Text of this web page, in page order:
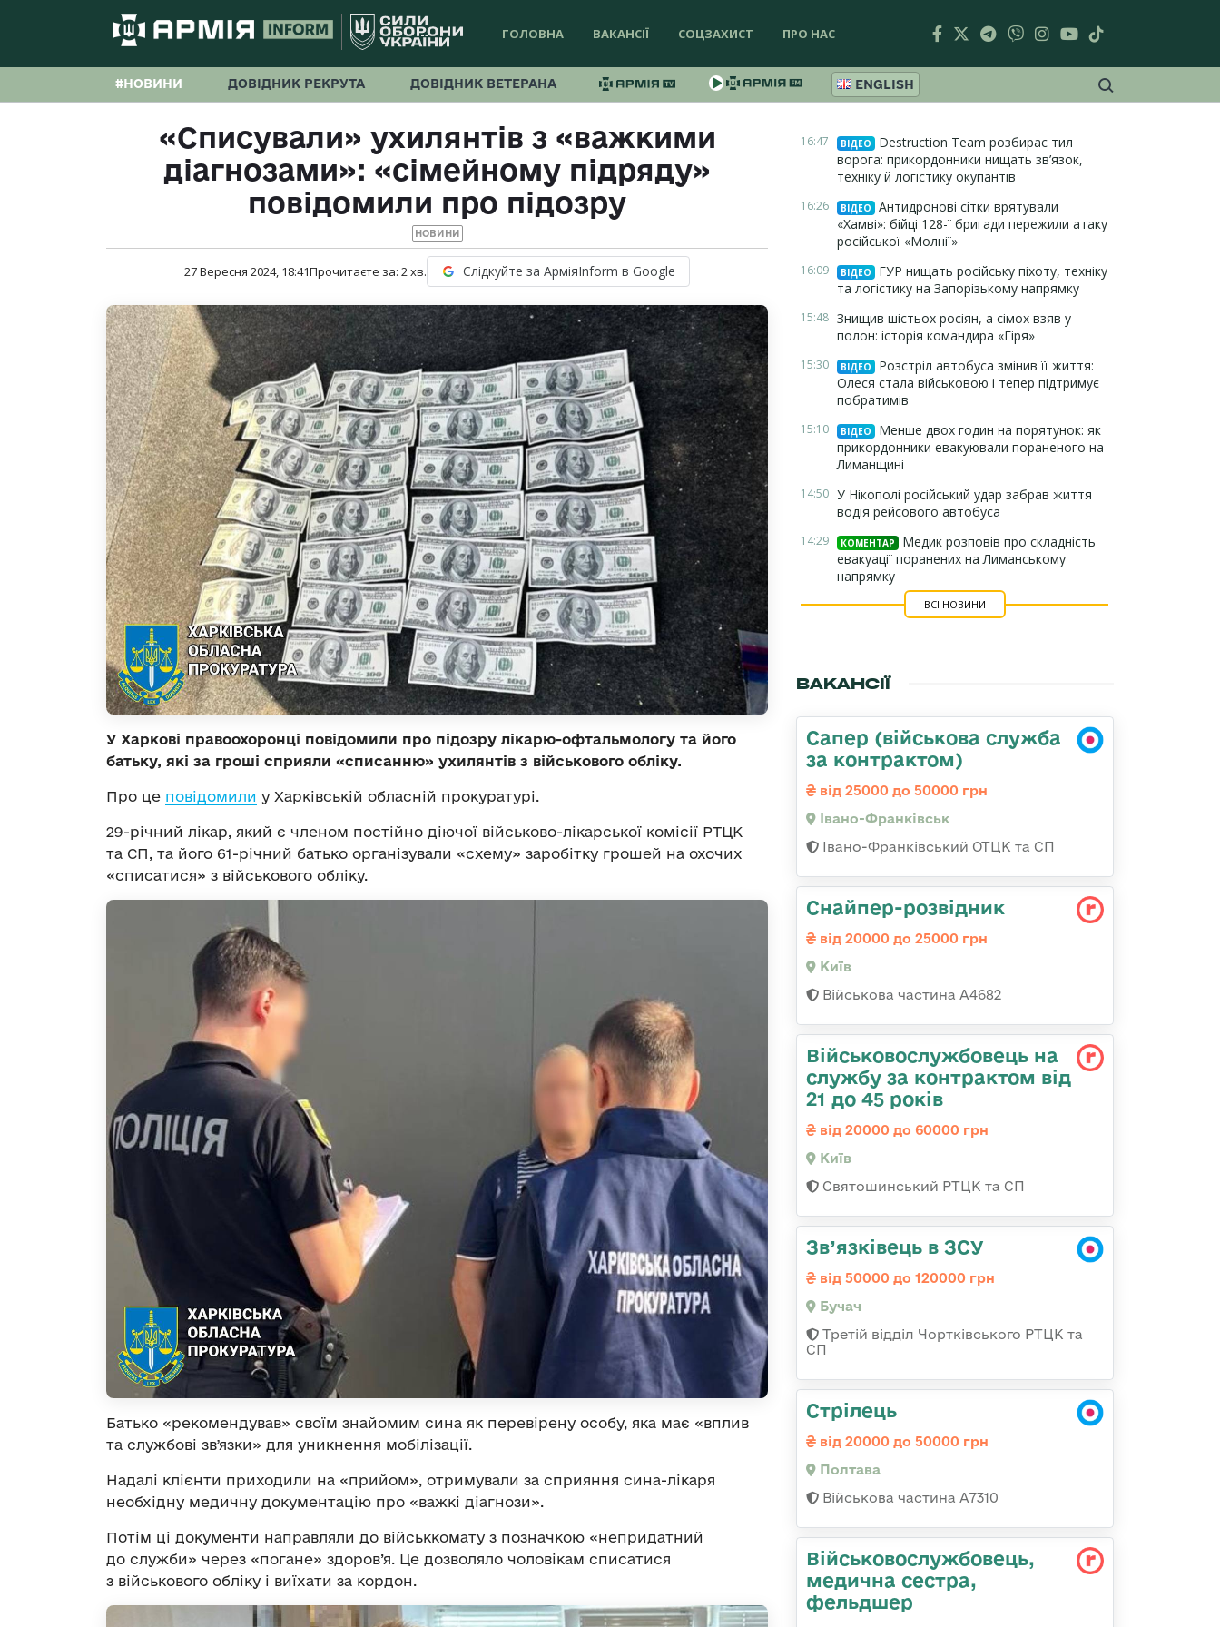
ГОЛОВНА ВАКАНСІЇ СОЦЗАХИСТ ПРО НАС
#НОВИНИ ДОВІДНИК РЕКРУТА ДОВІДНИК ВЕТЕРАНА ENGLISH
«Списували» ухилянтів з «важкими
діагнозами»: «сімейному підряду»
повідомили про підозру
НОВИНИ
27 Вересня 2024, 18:41Прочитаєте за: 2хв. Слідкуйте за АрміяInform в Google
У Харкові правоохоронці повідомили про підозру лікарю-офтальмологу та його
батьку, які за гроші сприяли «списанню» ухилянтів з військового обліку.
Про це повідомили у Харківській обласній прокуратурі.
29-річний лікар, який є членом постійно діючої військово-лікарської комісії РТЦК
та СП, та його 61-річний батько організували «схему» заробітку грошей на охочих
«списатися» з військового обліку.
Батько «рекомендував» своїм знайомим сина як перевірену особу, яка має «вплив
та службові звʼязки» для уникнення мобілізації.
Надалі клієнти приходили на «прийом», отримували за сприяння сина-лікаря
необхідну медичну документацію про «важкі діагнози».
Потім ці документи направляли до військкомату з позначкою «непридатний
до служби» через «погане» здоров’я. Це дозволяло чоловікам списатися
з військового обліку і виїхати за кордон.
16:47 ВІДЕО
Destruction Team розбирає тил
ворога: прикордонники нищать зв’язок,
техніку й логістику окупантів
16:26 ВІДЕО
Антидронові сітки врятували
«Хамві»: бійці 128-ї бригади пережили атаку
російської «Молнії»
16:09 ВІДЕО
ГУР нищать російську піхоту, техніку
та логістику на Запорізькому напрямку
15:48 Знищив шістьох росіян, а сімох взяв у
полон: історія командира «Гіря»
15:30 ВІДЕО
Розстріл автобуса змінив її життя:
Олеся стала військовою і тепер підтримує
побратимів
15:10 ВІДЕО
Менше двох годин на порятунок: як
прикордонники евакуювали пораненого на
Лиманщині
14:50 У Нікополі російський удар забрав життя
водія рейсового автобуса
14:29 КОМЕНТАР
Медик розповів про складність
евакуації поранених на Лиманському
напрямку
ВСІ НОВИНИ
ВАКАНСІЇ
Сапер (військова служба
за контрактом)
від 25000 до 50000 грн
Івано-Франківськ
Івано-Франківський ОТЦК та СП
Снайпер-розвідник
від 20000 до 25000 грн
Київ
Військова частина А4682
Військовослужбовець на
службу за контрактом від
21 до 45 років
від 20000 до 60000 грн
Київ
Святошинський РТЦК та СП
Зв’язківець в ЗСУ
від 50000 до 120000 грн
Бучач
Третій відділ Чортківського РТЦК та
СП
Стрілець
від 20000 до 50000 грн
Полтава
Військова частина A7310
Військовослужбовець,
медична сестра,
фельдшер